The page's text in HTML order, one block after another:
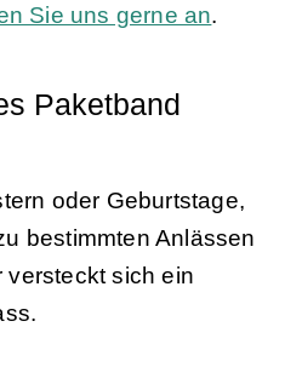
Sie uns gerne an.
Paketband
oder Geburtstage,
bestimmten Anlässen
versteckt sich ein